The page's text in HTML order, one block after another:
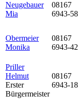
Neugebauer
Mia
08167
6943-58
Obermeier
Monika
08167
6943-42
Priller
Helmut
Erster
Bürgermeister
08167
6943-18